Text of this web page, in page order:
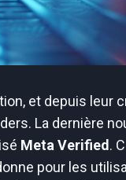
et depuis leur
La dernière
Meta Verified.
pour les